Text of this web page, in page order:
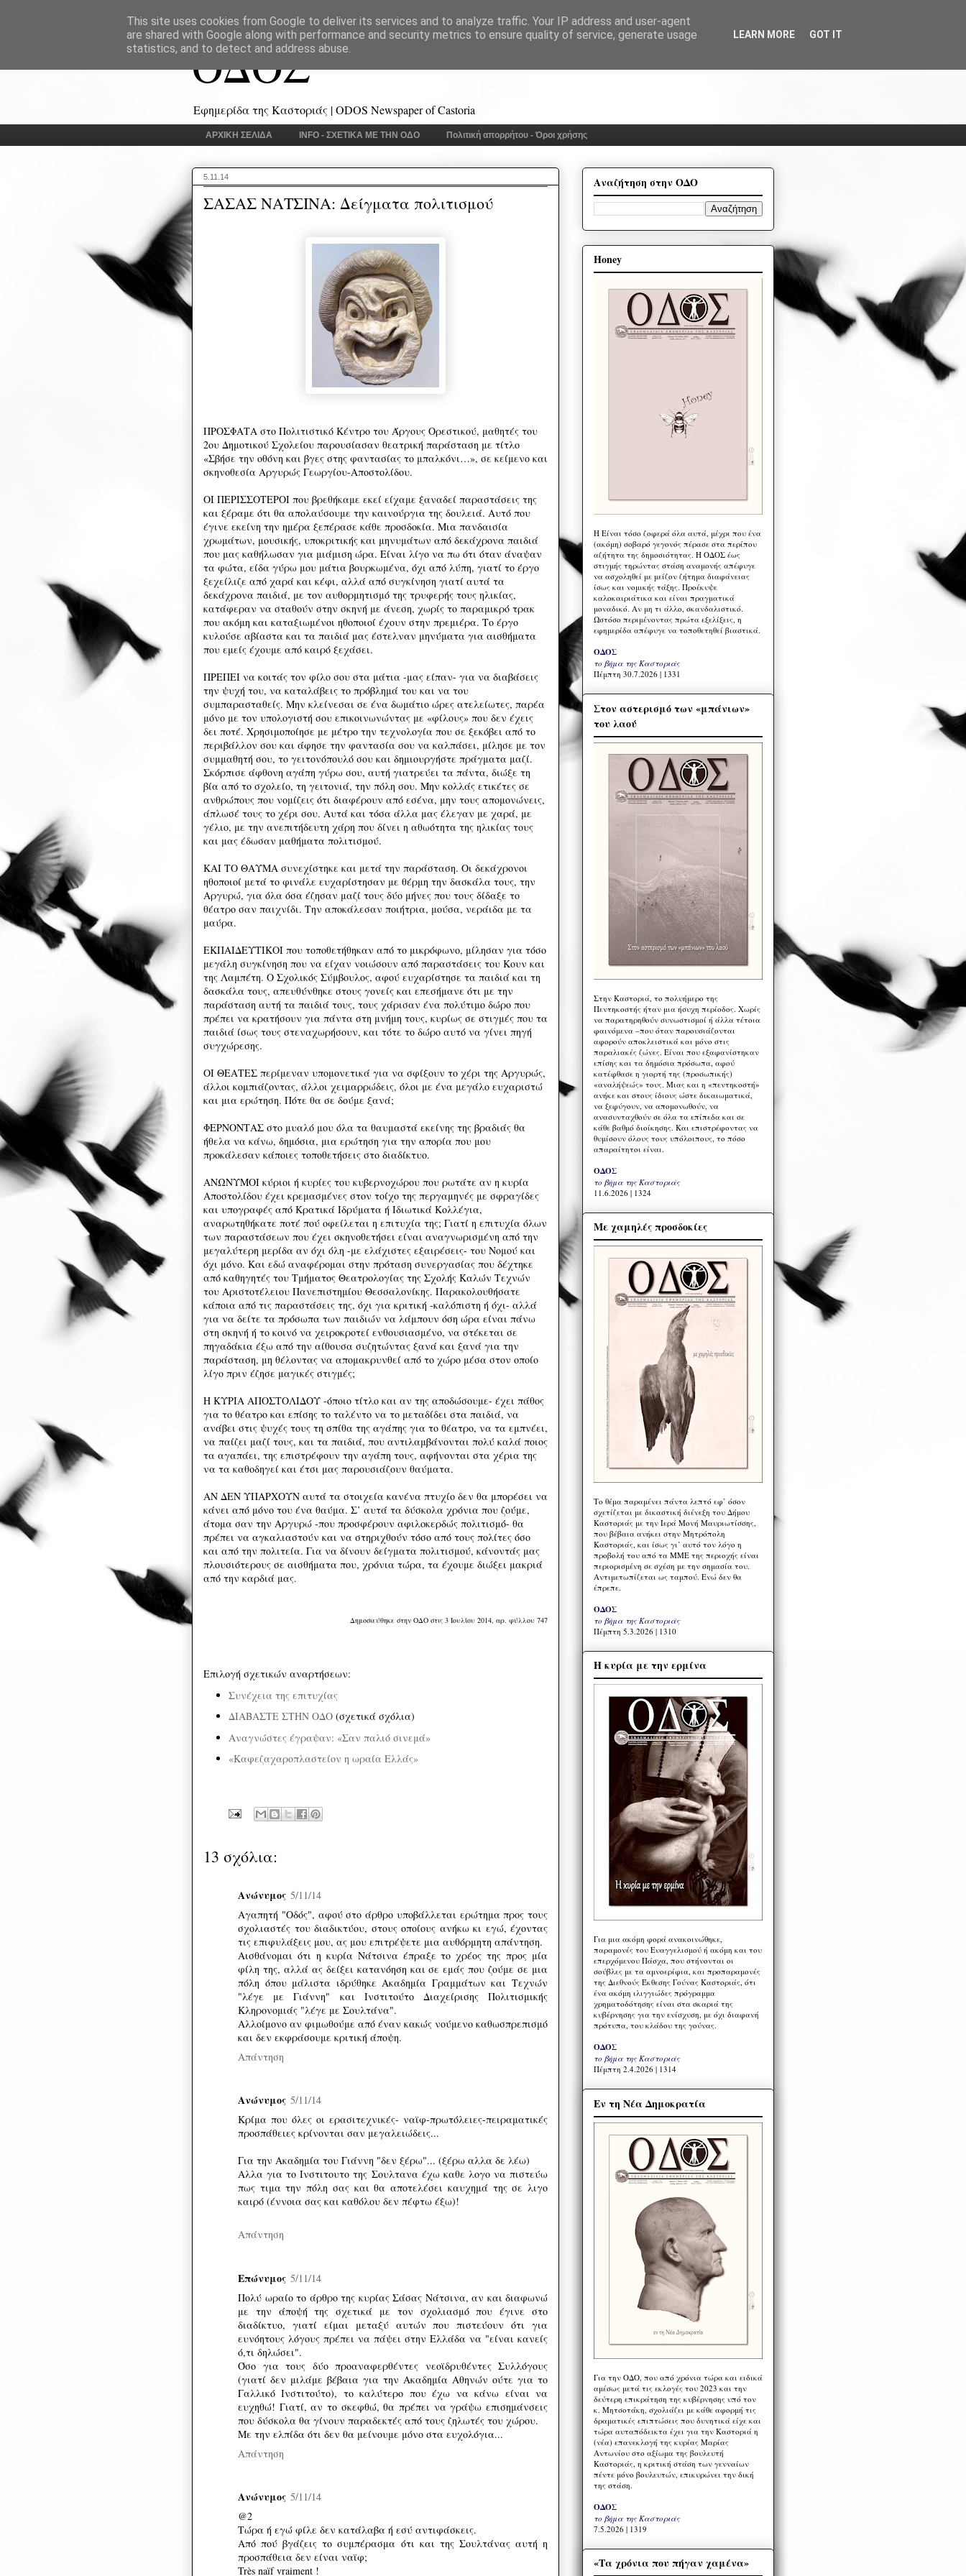
ΟΔΟΣ
Εφημερίδα της Καστοριάς | ODOS Newspaper of Castoria
ΑΡΧΙΚΗ ΣΕΛΙΔΑ INFO - ΣΧΕΤΙΚΑ ΜΕ ΤΗΝ ΟΔΟ Πολιτική απορρήτου - Όροι χρήσης
5.11.14
ΣΑΣΑΣ ΝΑΤΣΙΝΑ: Δείγματα πολιτισμού
ΠΡΟΣΦΑΤΑ στο Πολιτιστικό Κέντρο του Άργους Ορεστικού, μαθητές του
2ου Δημοτικού Σχολείου παρουσίασαν θεατρική παράσταση με τίτλο
«Σβήσε την οθόνη και βγες στης φαντασίας το μπαλκόνι…», σε κείμενο και
σκηνοθεσία Αργυρώς Γεωργίου-Αποστολίδου.
ΟΙ ΠΕΡΙΣΣΟΤΕΡΟΙ που βρεθήκαμε εκεί είχαμε ξαναδεί παραστάσεις της
και ξέραμε ότι θα απολαύσουμε την καινούργια της δουλειά. Αυτό που
έγινε εκείνη την ημέρα ξεπέρασε κάθε προσδοκία. Μια πανδαισία
χρωμάτων, μουσικής, υποκριτικής και μηνυμάτων από δεκάχρονα παιδιά
που μας καθήλωσαν για μιάμιση ώρα. Είναι λίγο να πω ότι όταν άναψαν
τα φώτα, είδα γύρω μου μάτια βουρκωμένα, όχι από λύπη, γιατί το έργο
ξεχείλιζε από χαρά και κέφι, αλλά από συγκίνηση γιατί αυτά τα
δεκάχρονα παιδιά, με τον αυθορμητισμό της τρυφερής τους ηλικίας,
κατάφεραν να σταθούν στην σκηνή με άνεση, χωρίς το παραμικρό τρακ
που ακόμη και καταξιωμένοι ηθοποιοί έχουν στην πρεμιέρα. Το έργο
κυλούσε αβίαστα και τα παιδιά μας έστελναν μηνύματα για αισθήματα
που εμείς έχουμε από καιρό ξεχάσει.
ΠΡΕΠΕΙ να κοιτάς τον φίλο σου στα μάτια -μας είπαν- για να διαβάσεις
την ψυχή του, να καταλάβεις το πρόβλημά του και να του
συμπαρασταθείς. Μην κλείνεσαι σε ένα δωμάτιο ώρες ατελείωτες, παρέα
μόνο με τον υπολογιστή σου επικοινωνώντας με «φίλους» που δεν έχεις
δει ποτέ. Χρησιμοποίησε με μέτρο την τεχνολογία που σε ξεκόβει από το
περιβάλλον σου και άφησε την φαντασία σου να καλπάσει, μίλησε με τον
συμμαθητή σου, το γειτονόπουλό σου και δημιουργήστε πράγματα μαζί.
Σκόρπισε άφθονη αγάπη γύρω σου, αυτή γιατρεύει τα πάντα, διώξε τη
βία από το σχολείο, τη γειτονιά, την πόλη σου. Μην κολλάς ετικέτες σε
ανθρώπους που νομίζεις ότι διαφέρουν από εσένα, μην τους απομονώνεις,
άπλωσέ τους το χέρι σου. Αυτά και τόσα άλλα μας έλεγαν με χαρά, με
γέλιο, με την ανεπιτήδευτη χάρη που δίνει η αθωότητα της ηλικίας τους
και μας έδωσαν μαθήματα πολιτισμού.
ΚΑΙ ΤΟ ΘΑΥΜΑ συνεχίστηκε και μετά την παράσταση. Οι δεκάχρονοι
ηθοποιοί μετά το φινάλε ευχαρίστησαν με θέρμη την δασκάλα τους, την
Αργυρώ, για όλα όσα έζησαν μαζί τους δύο μήνες που τους δίδαξε το
θέατρο σαν παιχνίδι. Την αποκάλεσαν ποιήτρια, μούσα, νεράιδα με τα
μαύρα.
ΕΚΠΑΙΔΕΥΤΙΚΟΙ που τοποθετήθηκαν από το μικρόφωνο, μίλησαν για τόσο
μεγάλη συγκίνηση που να είχαν νοιώσουν από παραστάσεις του Κουν και
της Λαμπέτη. Ο Σχολικός Σύμβουλος, αφού ευχαρίστησε τα παιδιά και τη
δασκάλα τους, απευθύνθηκε στους γονείς και επεσήμανε ότι με την
παράσταση αυτή τα παιδιά τους, τους χάρισαν ένα πολύτιμο δώρο που
πρέπει να κρατήσουν για πάντα στη μνήμη τους, κυρίως σε στιγμές που τα
παιδιά ίσως τους στεναχωρήσουν, και τότε το δώρο αυτό να γίνει πηγή
συγχώρεσης.
ΟΙ ΘΕΑΤΕΣ περίμεναν υπομονετικά για να σφίξουν το χέρι της Αργυρώς,
άλλοι κομπιάζοντας, άλλοι χειμαρρώδεις, όλοι με ένα μεγάλο ευχαριστώ
και μια ερώτηση. Πότε θα σε δούμε ξανά;
ΦΕΡΝΟΝΤΑΣ στο μυαλό μου όλα τα θαυμαστά εκείνης της βραδιάς θα
ήθελα να κάνω, δημόσια, μια ερώτηση για την απορία που μου
προκάλεσαν κάποιες τοποθετήσεις στο διαδίκτυο.
ΑΝΩΝΥΜΟΙ κύριοι ή κυρίες του κυβερνοχώρου που ρωτάτε αν η κυρία
Αποστολίδου έχει κρεμασμένες στον τοίχο της περγαμηνές με σφραγίδες
και υπογραφές από Κρατικά Ιδρύματα ή Ιδιωτικά Κολλέγια,
αναρωτηθήκατε ποτέ πού οφείλεται η επιτυχία της; Γιατί η επιτυχία όλων
των παραστάσεων που έχει σκηνοθετήσει είναι αναγνωρισμένη από την
μεγαλύτερη μερίδα αν όχι όλη -με ελάχιστες εξαιρέσεις- του Νομού και
όχι μόνο. Και εδώ αναφέρομαι στην πρόταση συνεργασίας που δέχτηκε
από καθηγητές του Τμήματος Θεατρολογίας της Σχολής Καλών Τεχνών
του Αριστοτέλειου Πανεπιστημίου Θεσσαλονίκης. Παρακολουθήσατε
κάποια από τις παραστάσεις της, όχι για κριτική -καλόπιστη ή όχι- αλλά
για να δείτε τα πρόσωπα των παιδιών να λάμπουν όση ώρα είναι πάνω
στη σκηνή ή το κοινό να χειροκροτεί ενθουσιασμένο, να στέκεται σε
πηγαδάκια έξω από την αίθουσα συζητώντας ξανά και ξανά για την
παράσταση, μη θέλοντας να απομακρυνθεί από το χώρο μέσα στον οποίο
λίγο πριν έζησε μαγικές στιγμές;
Η ΚΥΡΙΑ ΑΠΟΣΤΟΛΙΔΟΥ -όποιο τίτλο και αν της αποδώσουμε- έχει πάθος
για το θέατρο και επίσης το ταλέντο να το μεταδίδει στα παιδιά, να
ανάβει στις ψυχές τους τη σπίθα της αγάπης για το θέατρο, να τα εμπνέει,
να παίζει μαζί τους, και τα παιδιά, που αντιλαμβάνονται πολύ καλά ποιος
τα αγαπάει, της επιστρέφουν την αγάπη τους, αφήνονται στα χέρια της
να τα καθοδηγεί και έτσι μας παρουσιάζουν θαύματα.
ΑΝ ΔΕΝ ΥΠΑΡΧΟΥΝ αυτά τα στοιχεία κανένα πτυχίο δεν θα μπορέσει να
κάνει από μόνο του ένα θαύμα. Σ’ αυτά τα δύσκολα χρόνια που ζούμε,
άτομα σαν την Αργυρώ -που προσφέρουν αφιλοκερδώς πολιτισμό- θα
πρέπει να αγκαλιαστούν και να στηριχθούν τόσο από τους πολίτες όσο
και από την πολιτεία. Για να δίνουν δείγματα πολιτισμού, κάνοντάς μας
πλουσιότερους σε αισθήματα που, χρόνια τώρα, τα έχουμε διώξει μακριά
από την καρδιά μας.
Δημοσιεύθηκε στην ΟΔΟ στις 3 Ιουλίου 2014, αρ. φύλλου 747
Επιλογή σχετικών αναρτήσεων:
Συνέχεια της επιτυχίας
ΔΙΑΒΑΣΤΕ ΣΤΗΝ ΟΔΟ (σχετικά σχόλια)
Αναγνώστες έγραψαν: «Σαν παλιό σινεμά»
«Καφεζαχαροπλαστείον η ωραία Ελλάς»
13 σχόλια:
Ανώνυμος 5/11/14
Αγαπητή "Οδός", αφού στο άρθρο υποβάλλεται ερώτημα προς τους
σχολιαστές του διαδικτύου, στους οποίους ανήκω κι εγώ, έχοντας
τις επιφυλάξεις μου, ας μου επιτρέψετε μια αυθόρμητη απάντηση.
Αισθάνομαι ότι η κυρία Νάτσινα έπραξε το χρέος της προς μία
φίλη της, αλλά ας δείξει κατανόηση και σε εμάς που ζούμε σε μια
πόλη όπου μάλιστα ιδρύθηκε Ακαδημία Γραμμάτων και Τεχνών
"λέγε με Γιάννη" και Ινστιτούτο Διαχείρισης Πολιτισμικής
Κληρονομιάς "λέγε με Σουλτάνα".
Αλλοίμονο αν φιμωθούμε από έναν κακώς νούμενο καθωσπρεπισμό
και δεν εκφράσουμε κριτική άποψη.
Απάντηση
Ανώνυμος 5/11/14
Κρίμα που όλες οι ερασιτεχνικές- ναϊφ-πρωτόλειες-πειραματικές
προσπάθειες κρίνονται σαν μεγαλειώδεις...
Για την Ακαδημία του Γιάννη "δεν ξέρω"... (ξέρω αλλα δε λέω)
Αλλα για το Ινστιτουτο της Σουλτανα έχω καθε λογο να πιστεύω
πως τιμα την πόλη σας και θα αποτελέσει καυχημά της σε λιγο
καιρό (έννοια σας και καθόλου δεν πέφτω έξω)!
Απάντηση
Επώνυμος 5/11/14
Πολύ ωραίο το άρθρο της κυρίας Σάσας Νάτσινα, αν και διαφωνώ
με την άποψή της σχετικά με τον σχολιασμό που έγινε στο
διαδίκτυο, γιατί είμαι μεταξύ αυτών που πιστεύουν ότι για
ευνόητους λόγους πρέπει να πάψει στην Ελλάδα να "είναι κανείς
ό,τι δηλώσει".
Όσο για τους δύο προαναφερθέντες νεοϊδρυθέντες Συλλόγους
(γιατί δεν μιλάμε βέβαια για την Ακαδημία Αθηνών ούτε για το
Γαλλικό Ινστιτούτο), το καλύτερο που έχω να κάνω είναι να
ευχηθώ! Γιατί, αν το σκεφθώ, θα πρέπει να γράψω επισημάνσεις
που δύσκολα θα γίνουν παραδεκτές από τους ζηλωτές του χώρου.
Με την ελπίδα ότι δεν θα μείνουμε μόνο στα ευχολόγια...
Απάντηση
Ανώνυμος 5/11/14
@2
Τώρα ή εγώ φίλε δεν κατάλαβα ή εσύ αντιφάσκεις.
Από πού βγάζεις το συμπέρασμα ότι και της Σουλτάνας αυτή η
προσπάθεια δεν είναι ναϊφ;
Très naïf vraiment !
Αναζήτηση στην ΟΔΟ
Honey
Η Eίναι τόσο ζοφερά όλα αυτά, μέχρι που ένα
(ακόμη) σοβαρό γεγονός πέρασε στα περίπου
αζήτητα της δημοσιότητας. Η ΟΔΟΣ έως
στιγμής τηρώντας στάση αναμονής απέφυγε
να ασχοληθεί με μείζον ζήτημα διαφάνειας
ίσως και νομικής τάξης. Προέκυψε
καλοκαιριάτικα και είναι πραγματικά
μοναδικό. Αν μη τι άλλο, σκανδαλιστικό.
Ωστόσο περιμένοντας πρώτα εξελίξεις, η
εφημερίδα απέφυγε να τοποθετηθεί βιαστικά.
ΟΔΟΣ
το βήμα της Καστοριάς
Πέμπτη 30.7.2026 | 1331
Στον αστερισμό των «μπάνιων»
του λαού
Στην Καστοριά, το πολυήμερο της
Πεντηκοστής ήταν μια ήσυχη περίοδος. Χωρίς
να παρατηρηθούν συνωστισμοί ή άλλα τέτοια
φαινόμενα –που όταν παρουσιάζονται
αφορούν αποκλειστικά και μόνο στις
παραλιακές ζώνες. Είναι που εξαφανίστηκαν
επίσης και τα δημόσια πρόσωπα, αφού
κατέφθασε η γιορτή της (προσωπικής)
«αναλήψεώς» τους. Μιας και η «πεντηκοστή»
ανήκε και στους ίδιους ώστε δικαιωματικά,
να ξεφύγουν, να απομονωθούν, να
ανασυνταχθούν σε όλα τα επίπεδα και σε
κάθε βαθμό διοίκησης. Και επιστρέφοντας να
θυμίσουν όλους τους υπόλοιπους, το πόσο
απαραίτητοι είναι.
ΟΔΟΣ
το βήμα της Καστοριάς
11.6.2026 | 1324
Με χαμηλές προσδοκίες
Το θέμα παραμένει πάντα λεπτό εφ’ όσον
σχετίζεται με δικαστική διένεξη του Δήμου
Καστοριάς με την Ιερά Μονή Μαυριωτίσσης,
που βέβαια ανήκει στην Μητρόπολη
Καστοριάς, και ίσως γι’ αυτό τον λόγο η
προβολή του από τα ΜΜΕ της περιοχής είναι
περιορισμένη σε σχέση με την σημασία του.
Αντιμετωπίζεται ως ταμπού. Ενώ δεν θα
έπρεπε.
ΟΔΟΣ
το βήμα της Καστοριάς
Πέμπτη 5.3.2026 | 1310
Η κυρία με την ερμίνα
Για μια ακόμη φορά ανακοινώθηκε,
παραμονές του Ευαγγελισμού ή ακόμη και του
επερχόμενου Πάσχα, που στήνονται οι
σούβλες με τα αμνοερίφια, και προπαραμονές
της Διεθνούς Έκθεσης Γούνας Καστοριάς, ότι
ένα ακόμη ιλιγγιώδες πρόγραμμα
χρηματοδότησης είναι στα σκαριά της
κυβέρνησης για την ενίσχυση, με όχι διαφανή
πρότυπα, του κλάδου της γούνας.
ΟΔΟΣ
το βήμα της Καστοριάς
Πέμπτη 2.4.2026 | 1314
Εν τη Νέα Δημοκρατία
Για την ΟΔΟ, που από χρόνια τώρα και ειδικά
αμέσως μετά τις εκλογές του 2023 και την
δεύτερη επικράτηση της κυβέρνησης υπό τον
κ. Μητσοτάκη, σχολιάζει με κάθε αφορμή τις
δραματικές επιπτώσεις που δυνητικά είχε και
τώρα αυταπόδεικτα έχει για την Καστοριά η
(νέα) επανεκλογή της κυρίας Μαρίας
Αντωνίου στο αξίωμα της βουλευτή
Καστοριάς, η κριτική στάση των γενναίων
πέντε μόνο βουλευτών, επικυρώνει την δική
της στάση.
ΟΔΟΣ
το βήμα της Καστοριάς
7.5.2026 | 1319
«Τα χρόνια που πήγαν χαμένα»
This site uses cookies from Google to deliver its services and to analyze traffic. Your IP address and user-agent
are shared with Google along with performance and security metrics to ensure quality of service, generate usage
statistics, and to detect and address abuse.
LEARN MORE GOT IT